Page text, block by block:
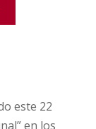
este 22
en los